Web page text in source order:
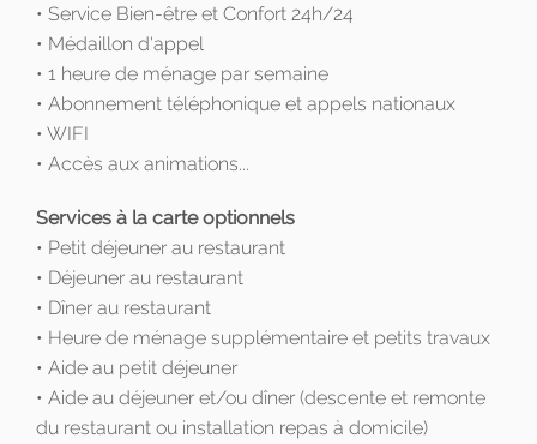
• Service Bien-être et Confort 24h/24
• Médaillon d'appel
• 1 heure de ménage par semaine
• Abonnement téléphonique et appels nationaux
• WIFI
• Accès aux animations...
Services à la carte optionnels
• Petit déjeuner au restaurant
• Déjeuner au restaurant
• Dîner au restaurant
• Heure de ménage supplémentaire et petits travaux
• Aide au petit déjeuner
• Aide au déjeuner et/ou dîner (descente et remonte
du restaurant ou installation repas à domicile)